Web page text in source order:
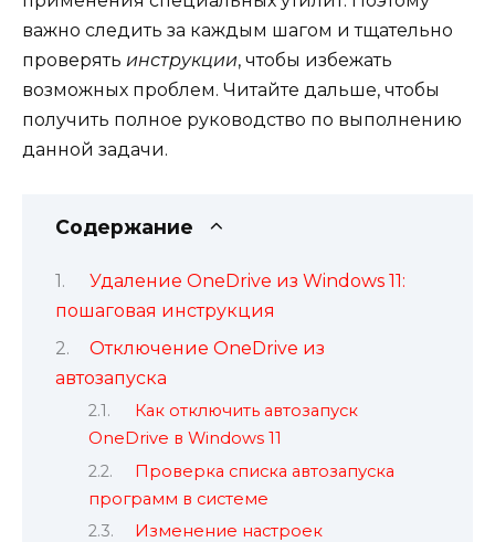
важно следить за каждым шагом и тщательно
проверять инструкции, чтобы избежать
возможных проблем. Читайте дальше, чтобы
получить полное руководство по выполнению
данной задачи.
Содержание
Удаление OneDrive из Windows 11:
пошаговая инструкция
Отключение OneDrive из
автозапуска
Как отключить автозапуск
OneDrive в Windows 11
Проверка списка автозапуска
программ в системе
Изменение настроек